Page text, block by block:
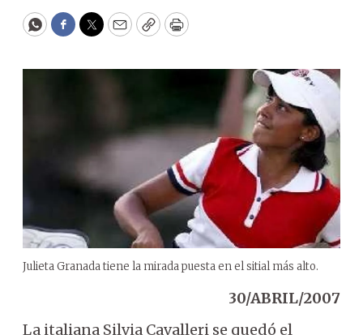
WhatsApp
Facebook
Twitter
EmailCopyPrint
Julieta Granada tiene la mirada puesta en el sitial más alto.
30/ABRIL/2007
La italiana Silvia Cavalleri se quedó el